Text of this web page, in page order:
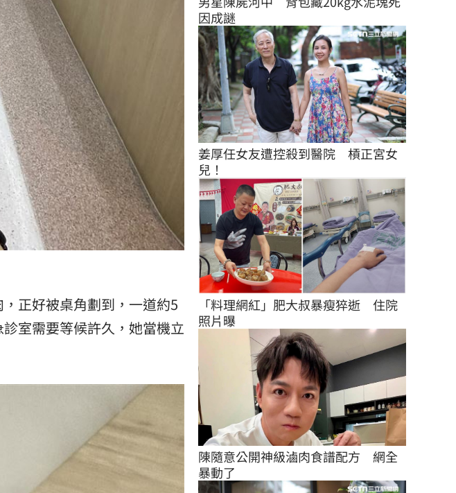
正好被桌角劃到，一道約5
室需要等候許久，她當機立
因成謎
姜厚任女友遭控殺到醫院　槓正宮女
兒！
「料理網紅」肥大叔暴瘦猝逝　住院
照片曝
陳隨意公開神級滷肉食譜配方　網全
暴動了